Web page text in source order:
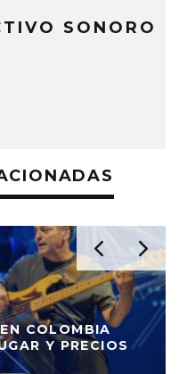
SONORO
COLOMBIA
Y PRECIOS